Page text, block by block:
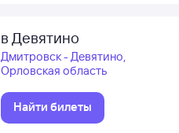
в Девятино
Дмитровск - Девятино,
Орловская область
Найти билеты